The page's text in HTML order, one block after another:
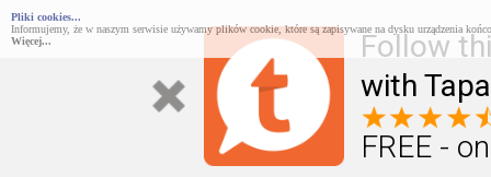
Follow
with
FREE -
Pliki cookies...
Informujemy, że w naszym serwisie używamy plików cookie, które są zapisywane na dysku urządzenia
Więcej...